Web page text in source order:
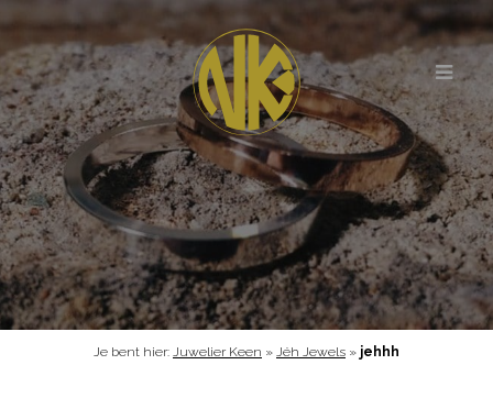
Je bent hier: Juwelier Keen » Jéh Jewels » jehhh